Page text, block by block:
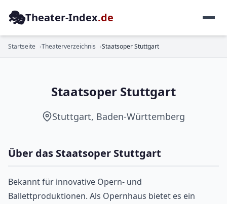
🎭Theater-Index.de
Startseite Theaterverzeichnis Staatsoper Stuttgart
OPER
Staatsoper Stuttgart
Stuttgart, Baden-Württemberg
Über das Staatsoper Stuttgart
Bekannt für innovative Opern- und
Ballettproduktionen. Als Opernhaus bietet es ein